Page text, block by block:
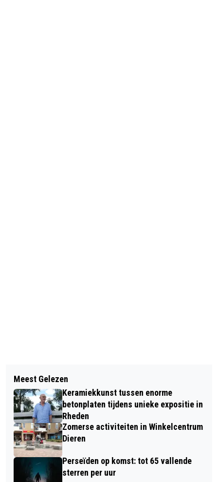
JUBILEUMCONCERT VAN LIEF&LEED
ELLECOM: 25 JAAR ZANG EN
GEZELLIGHEID
GRATIS OPRUIMING
ZOMERCOLLECTIE KLEDINGBANK
DIEREN
Meest Gelezen
Keramiekkunst tussen enorme
betonplaten tijdens unieke expositie in
Rheden
Zomerse activiteiten in Winkelcentrum
Dieren
Perseïden op komst: tot 65 vallende
sterren per uur